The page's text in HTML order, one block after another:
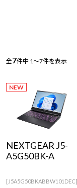
ワークステー
ディスプレイ
Windows 11|
全7件中 1～7件を表示
NEW
NEXTGEAR J5-
A5G50BK-A
[J5A5G50BKABBW101DEC]